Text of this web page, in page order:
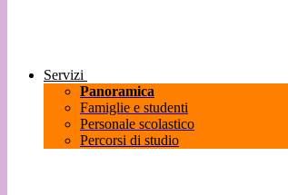
Servizi
Panoramica
Famiglie e studenti
Personale scolastico
Percorsi di studio